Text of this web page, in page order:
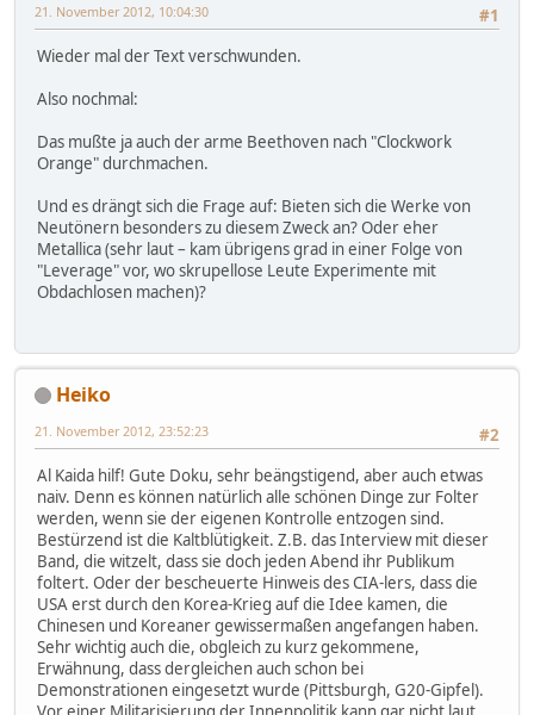
#1
21. November 2012, 10:04:30
Wieder mal der Text verschwunden.
Also nochmal:
Das mußte ja auch der arme Beethoven nach "Clockwork
Orange" durchmachen.
Und es drängt sich die Frage auf: Bieten sich die Werke von
Neutönern besonders zu diesem Zweck an? Oder eher
Metallica (sehr laut – kam übrigens grad in einer Folge von
"Leverage" vor, wo skrupellose Leute Experimente mit
Obdachlosen machen)?
Heiko
#2
21. November 2012, 23:52:23
Al Kaida hilf! Gute Doku, sehr beängstigend, aber auch etwas
naiv. Denn es können natürlich alle schönen Dinge zur Folter
werden, wenn sie der eigenen Kontrolle entzogen sind.
Bestürzend ist die Kaltblütigkeit. Z.B. das Interview mit dieser
Band, die witzelt, dass sie doch jeden Abend ihr Publikum
foltert. Oder der bescheuerte Hinweis des CIA-lers, dass die
USA erst durch den Korea-Krieg auf die Idee kamen, die
Chinesen und Koreaner gewissermaßen angefangen haben.
Sehr wichtig auch die, obgleich zu kurz gekommene,
Erwähnung, dass dergleichen auch schon bei
Demonstrationen eingesetzt wurde (Pittsburgh, G20-Gipfel).